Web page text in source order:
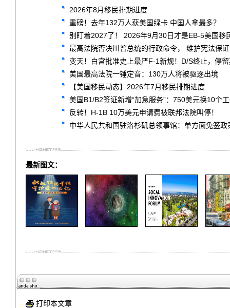
2026年8月移民排期进度
重磅！去年132万人获美国绿卡 中国人拿最多？
别盯着2027了！ 2026年9月30日才是EB-5美国移
最高法院否决川普总统的行政命令， 维护宪法保
变天！白宫批准史上最严F-1新规！D/S终止，停
美国最高法院一锤定音：130万人将被驱逐出境
【美国移民动态】2026年7月移民排期进度
美国B1/B2签证新增“加急服务”：750美元换10个
反转！H-1B 10万美元申请费被联邦法院叫停！
中华人民共和国驻洛杉矶总领事馆：单方面免签
最新图文：
打印本文章